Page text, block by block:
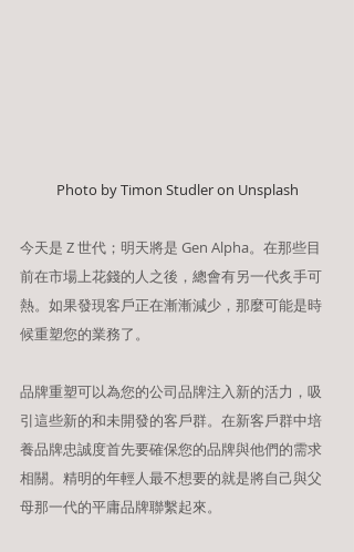
Photo by Timon Studler on Unsplash
今天是 Z 世代；明天將是 Gen Alpha。在那些目
前在市場上花錢的人之後，總會有另一代炙手可
熱。如果發現客戶正在漸漸減少，那麼可能是時
候重塑您的業務了。
品牌重塑可以為您的公司品牌注入新的活力，吸
引這些新的和未開發的客戶群。在新客戶群中培
養品牌忠誠度首先要確保您的品牌與他們的需求
相關。精明的年輕人最不想要的就是將自己與父
母那一代的平庸品牌聯繫起來。